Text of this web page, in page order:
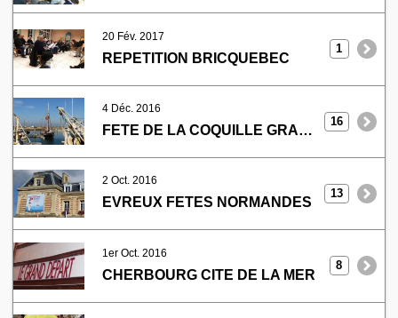
20 Fév. 2017
REPETITION BRICQUEBEC
1
4 Déc. 2016
FETE DE LA COQUILLE GRANDCAMP-MAISY
16
2 Oct. 2016
EVREUX FETES NORMANDES
13
1er Oct. 2016
CHERBOURG CITE DE LA MER
8